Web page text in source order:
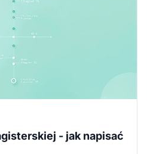
- jak napisać